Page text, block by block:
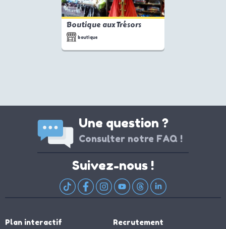
Boutique aux Trésors
boutique
Une question ?
Consulter notre FAQ !
Suivez-nous !
Plan interactif
Recrutement